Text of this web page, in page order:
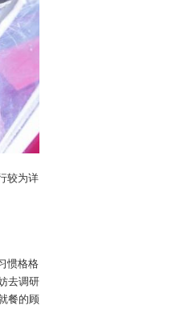
较为详
惯格格
去调研
餐的顾